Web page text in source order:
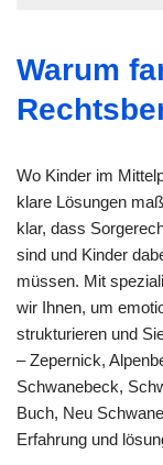
Warum
Wo Kinder im
klare Lösungen
klar, dass
sind und Kinder
müssen. Mit
wir Ihnen, um
strukturieren und
– Zepernick,
Schwanebeck,
Buch, Neu
Erfahrung und